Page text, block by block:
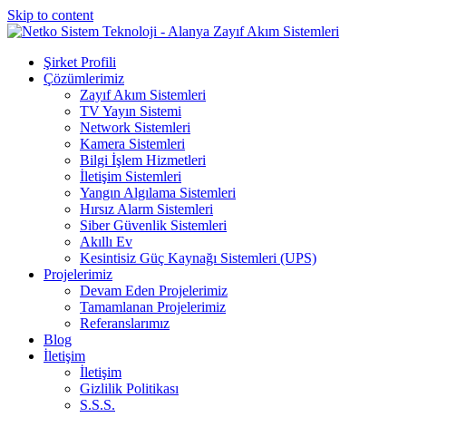
Skip to content
Şirket Profili
Çözümlerimiz
Zayıf Akım Sistemleri
TV Yayın Sistemi
Network Sistemleri
Kamera Sistemleri
Bilgi İşlem Hizmetleri
İletişim Sistemleri
Yangın Algılama Sistemleri
Hırsız Alarm Sistemleri
Siber Güvenlik Sistemleri
Akıllı Ev
Kesintisiz Güç Kaynağı Sistemleri (UPS)
Projelerimiz
Devam Eden Projelerimiz
Tamamlanan Projelerimiz
Referanslarımız
Blog
İletişim
İletişim
Gizlilik Politikası
S.S.S.